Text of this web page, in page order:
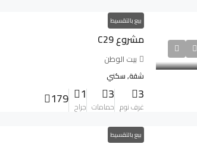
بيع بالتقسيط
مشروع C29
بيت الوطن
شقة, سكني
3
غرف نوم
3
حمامات
1
جراح 179
بيع بالتقسيط